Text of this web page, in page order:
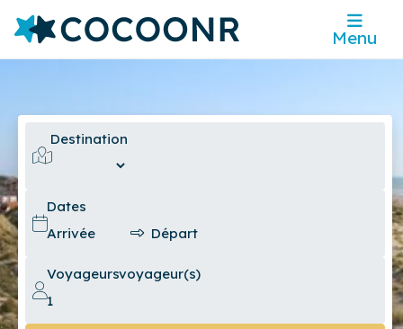
Menu
Destination
Dates
Voyageursvoyageur(s)